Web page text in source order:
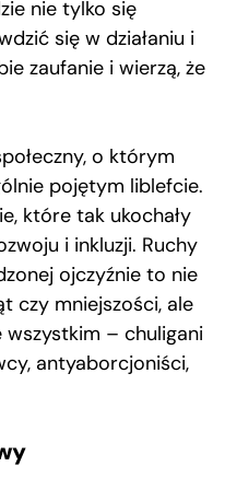
nie tylko się
się w działaniu i
zaufanie i wierzą, że
o którym
pojętym liblefcie.
które tak ukochały
i inkluzji. Ruchy
ojczyźnie to nie
czy mniejszości, ale
wszystkim – chuligani
antyaborcjoniści,